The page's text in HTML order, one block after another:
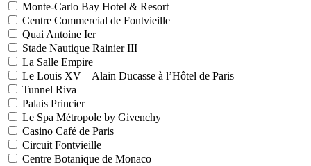
Monte-Carlo Bay Hotel & Resort
Centre Commercial de Fontvieille
Quai Antoine Ier
Stade Nautique Rainier III
La Salle Empire
Le Louis XV – Alain Ducasse à l’Hôtel de Paris
Tunnel Riva
Palais Princier
Le Spa Métropole by Givenchy
Casino Café de Paris
Circuit Fontvieille
Centre Botanique de Monaco